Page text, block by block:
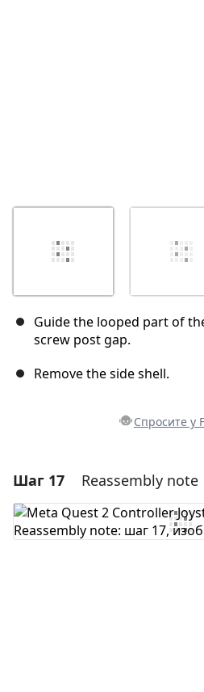
Guide the looped part of
screw post gap.
Remove the side shell.
Спросите у
Добавить
Добавить комментарий
Шаг 17 Reassembly note